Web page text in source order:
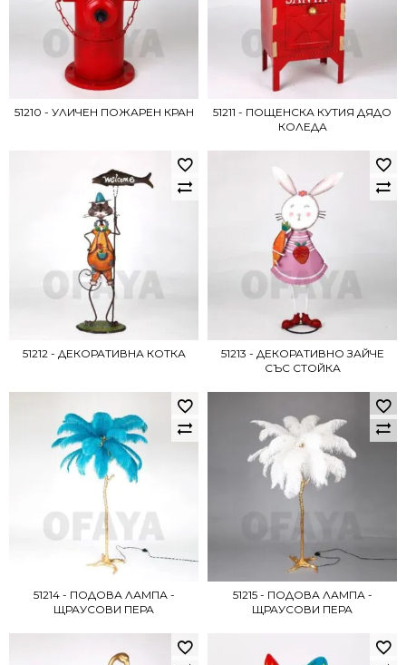
51210 - УЛИЧЕН ПОЖАРЕН КРАН
51211 - ПОЩЕНСКА КУТИЯ ДЯДО
КОЛЕДА
51212 - ДЕКОРАТИВНА КОТКА
51213 - ДЕКОРАТИВНО ЗАЙЧЕ
СЪС СТОЙКА
51214 - ПОДОВА ЛАМПА -
ЩРАУСОВИ ПЕРА
51215 - ПОДОВА ЛАМПА -
ЩРАУСОВИ ПЕРА